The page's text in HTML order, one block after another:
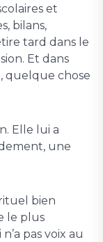
et
bilans,
tard dans le
Et dans
quelque chose
Elle lui a
une
bien
le plus
pas voix au